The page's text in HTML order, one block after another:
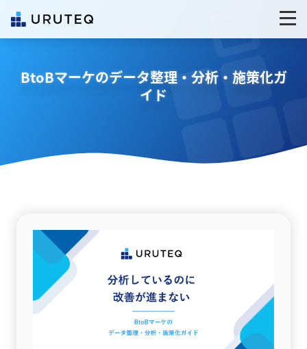
BtoBマーケのデータ整理・分析・施策化ガ
イド